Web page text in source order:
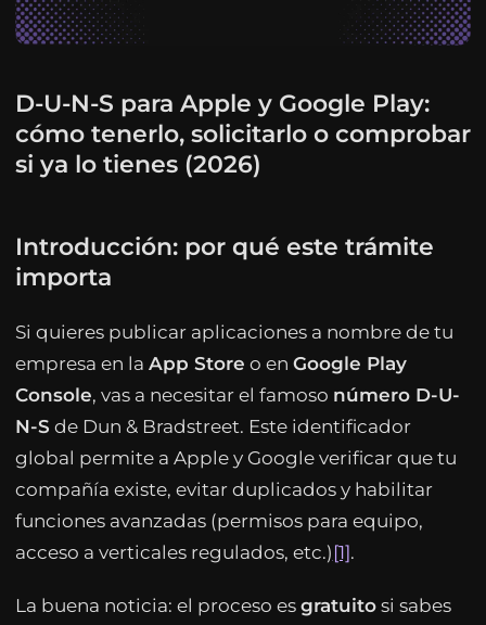
D-U-N-S para Apple y Google Play:
cómo tenerlo, solicitarlo o comprobar
si ya lo tienes (2026)
Introducción: por qué este trámite
importa
Si quieres publicar aplicaciones a nombre de tu
empresa en la App Store o en Google Play
Console, vas a necesitar el famoso número D-U-
N-S de Dun & Bradstreet. Este identificador
global permite a Apple y Google verificar que tu
compañía existe, evitar duplicados y habilitar
funciones avanzadas (permisos para equipo,
acceso a verticales regulados, etc.) [1].
La buena noticia: el proceso es gratuitosi sabes